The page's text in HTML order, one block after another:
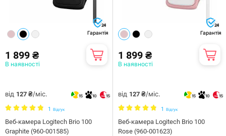
24
Гарантія
1 899 ₴
В наявності
від 127 ₴/міс. 15 10 15
1 Відгук
Веб-камера Logitech Brio 100
Graphite (960-001585)
24
Гарантія
1 899 ₴
В наявності
від 127 ₴/міс. 15 10 15
1 Відгук
Веб-камера Logitech Brio 100
Rose (960-001623)